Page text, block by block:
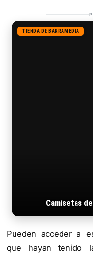
TIENDA DE BARRAMEDIA
Camisetas
Pueden acceder a
que hayan tenido